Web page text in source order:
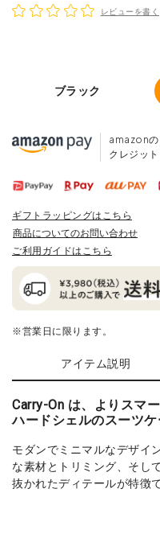
レビューを書く
ブラック
amazonの
クレジッ
ギフトラッピングはこちら
商品についてのお問い合わせ
ご利用ガイドはこちら
※営業日に限ります。
アイテム説明
Carry-On は、よりスマ
ハードシェルのスーツケ
モダンでミニマルなデザイ
な素材とトリミング、そし
抜かれたディテールが特徴で